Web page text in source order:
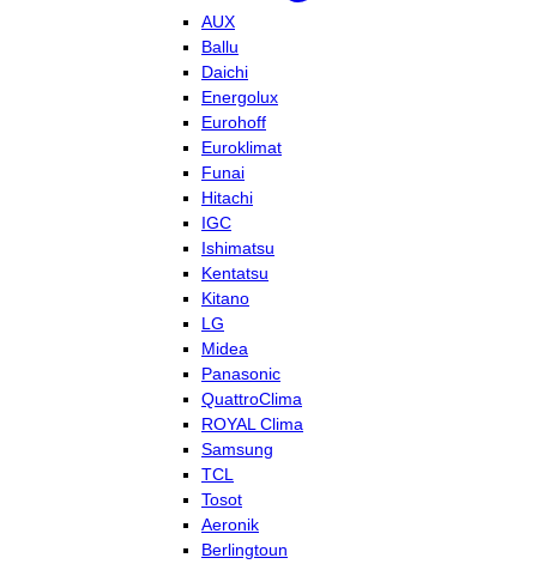
AUX
Ballu
Daichi
Energolux
Eurohoff
Euroklimat
Funai
Hitachi
IGC
Ishimatsu
Kentatsu
Kitano
LG
Midea
Panasonic
QuattroClima
ROYAL Clima
Samsung
TCL
Tosot
Aeronik
Berlingtoun